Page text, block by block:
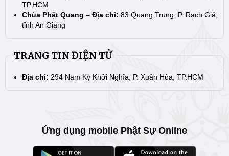
TP.HCM
Chùa Phật Quang – Địa chỉ: 83 Quang Trung, P. Rạch Giá,
tỉnh An Giang
TRANG TIN ĐIỆN TỬ
Địa chỉ: 294 Nam Kỳ Khởi Nghĩa, P. Xuân Hòa, TP.HCM
Ứng dụng mobile Phật Sự Online